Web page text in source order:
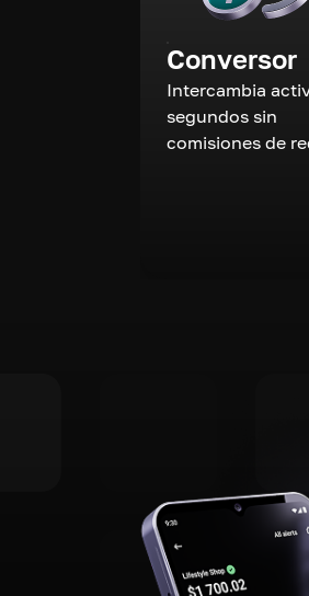
Conversor
Intercambia
segundos sin
comisiones de